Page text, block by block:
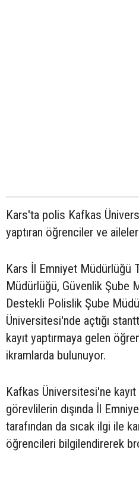
Kars'ta polis Kafkas
yaptıran öğrenciler ve
Kars İl Emniyet Müdürlüğü
Müdürlüğü, Güvenlik Şube
Destekli Polislik Şube
Üniversitesi'nde açtığı
kayıt yaptırmaya gelen
ikramlarda bulunuyor.
Kafkas Üniversitesi'ne
görevlilerin dışında İl
tarafından da sıcak ilgi ile
öğrencileri bilgilendirerek